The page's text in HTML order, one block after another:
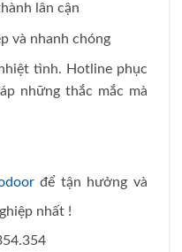
lân cận
và nhanh chóng
tình. Hotline phục
những thắc mắc mà
để tận hưởng và
nhất !